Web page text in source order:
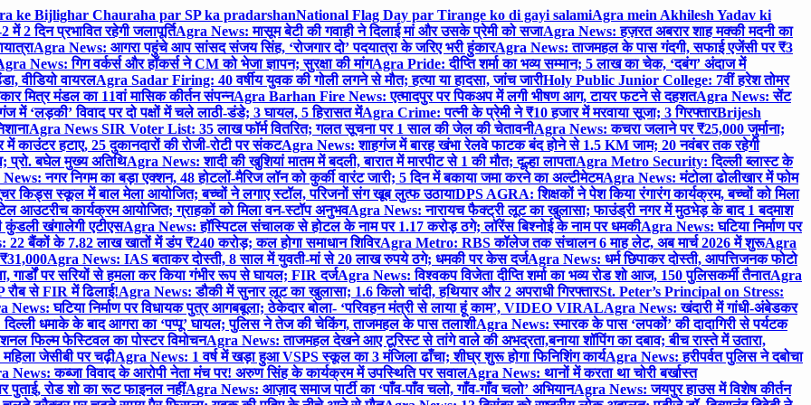
ke Bijlighar Chauraha par SP ka pradarshanNational Flag Day par Tirange ko di gayi salamiAgra mein Akhilesh Yadav ki
2 दिन प्रभावित रहेगी जलापूर्तिAgra News: मासूम बेटी की गवाही ने दिलाई मां और उसके प्रेमी को सजाAgra News: हज़रत अबरार शाह मक्की मदनी का
Agra News: आगरा पहुंचे आप सांसद संजय सिंह, ‘रोजगार दो’ पदयात्रा के जरिए भरी हुंकारAgra News: ताजमहल के पास गंदगी, सफाई एजेंसी पर ₹3
News: गिग वर्कर्स और हॉकर्स ने CM को भेजा ज्ञापन; सुरक्षा की मांगAgra Pride: दीप्ति शर्मा का भव्य सम्मान; 5 लाख का चेक, ‘दबंग’ अंदाज में
वीडियो वायरलAgra Sadar Firing: 40 वर्षीय युवक की गोली लगने से मौत; हत्या या हादसा, जांच जारीHoly Public Junior College: 7वीं हरेश तोमर
मित्र मंडल का 11वां मासिक कीर्तन संपन्नAgra Barhan Fire News: एत्मादपुर पर पिकअप में लगी भीषण आग, टायर फटने से दहशतAgra News: सेंट
‘लड़की’ विवाद पर दो पक्षों में चले लाठी-डंडे; 3 घायल, 5 हिरासत मेंAgra Crime: पत्नी के प्रेमी ने ₹10 हजार में मरवाया सूजा; 3 गिरफ्तारBrijesh
Agra News SIR Voter List: 35 लाख फॉर्म वितरित; गलत सूचना पर 1 साल की जेल की चेतावनीAgra News: कचरा जलाने पर ₹25,000 जुर्माना;
हटाए, 25 दुकानदारों की रोजी-रोटी पर संकटAgra News: शाहगंज में बारह खंभा रेलवे फाटक बंद होने से 1.5 KM जाम; 20 नवंबर तक रहेगी
प्रो. बघेल मुख्य अतिथिAgra News: शादी की खुशियां मातम में बदली, बारात में मारपीट से 1 की मौत; दूल्हा लापताAgra Metro Security: दिल्ली ब्लास्ट के
नगर निगम का बड़ा एक्शन, 48 होटलों-मैरिज लॉन को कुर्की वारंट जारी; 5 दिन में बकाया जमा करने का अल्टीमेटमAgra News: मंटोला ढोलीखार में फोम
किड्स स्कूल में बाल मेला आयोजित; बच्चों ने लगाए स्टॉल, परिजनों संग खूब लुत्फ उठायाDPS AGRA: शिक्षकों ने पेश किया रंगारंग कार्यक्रम, बच्चों को मिला
आउटरीच कार्यक्रम आयोजित; ग्राहकों को मिला वन-स्टॉप अनुभवAgra News: नारायच फैक्ट्री लूट का खुलासा; फाउंड्री नगर में मुठभेड़ के बाद 1 बदमाश
खंगालेगी एटीएसAgra News: हॉस्पिटल संचालक से होटल के नाम पर 1.17 करोड़ ठगे; लॉरेंस बिश्नोई के नाम पर धमकीAgra News: घटिया निर्माण पर
22 बैंकों के 7.82 लाख खातों में डंप ₹240 करोड़; कल होगा समाधान शिविरAgra Metro: RBS कॉलेज तक संचालन 6 माह लेट, अब मार्च 2026 में शुरूAgra
Agra News: IAS बताकर दोस्ती, 8 साल में युवती-मां से 20 लाख रुपये ठगे; धमकी पर केस दर्जAgra News: धर्म छिपाकर दोस्ती, आपत्तिजनक फोटो
गार्डों पर सरियों से हमला कर किया गंभीर रूप से घायल; FIR दर्जAgra News: विश्वकप विजेता दीप्ति शर्मा का भव्य रोड शो आज, 150 पुलिसकर्मी तैनातAgra
से FIR में ढिलाई!Agra News: डौकी में सुनार लूट का खुलासा; 1.6 किलो चांदी, हथियार और 2 अपराधी गिरफ्तारSt. Peter’s Principal on Stress:
News: घटिया निर्माण पर विधायक पुत्र आगबबूला; ठेकेदार बोला- ‘परिवहन मंत्री से लाया हूं काम’, VIDEO VIRALAgra News: खंदारी में गांधी-अंबेडकर
धमाके के बाद आगरा का ‘पप्पू’ घायल; पुलिस ने तेज की चेकिंग, ताजमहल के पास तलाशीAgra News: स्मारक के पास ‘लपकों’ की दादागिरी से पर्यटक
फिल्म फेस्टिवल का पोस्टर विमोचनAgra News: ताजमहल देखने आए टूरिस्ट से तांगे वाले की अभद्रता,बनाया शॉपिंग का दबाव; बीच रास्ते में उतारा,
जेसीबी पर चढ़ीAgra News: 1 वर्ष में खड़ा हुआ VSPS स्कूल का 3 मंजिला ढाँचा; शीघ्र शुरू होगा फिनिशिंग कार्यAgra News: हरीपर्वत पुलिस ने दबोचा
News: कब्जा विवाद के आरोपी नेता मंच पर! अरुण सिंह के कार्यक्रम में उपस्थिति पर सवालAgra News: थानों में करता था चोरी बर्खास्त
पुताई, रोड शो का रूट फाइनल नहींAgra News: आज़ाद समाज पार्टी का ‘पाँव-पाँव चलो, गाँव-गाँव चलो’ अभियानAgra News: जयपुर हाउस में विशेष कीर्तन